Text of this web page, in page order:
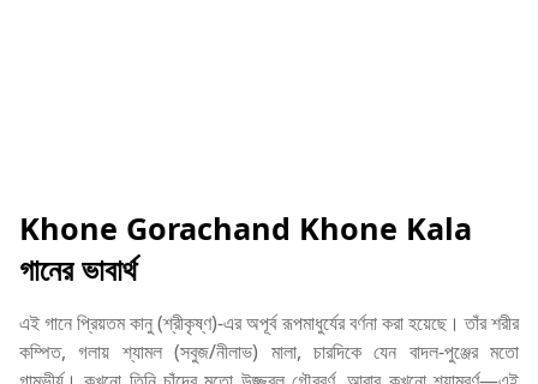
Khone Gorachand Khone Kala
গানের ভাবার্থ
এই গানে প্রিয়তম কানু (শ্রীকৃষ্ণ)-এর অপূর্ব রূপমাধুর্যের বর্ণনা করা হয়েছে। তাঁর শরীর
কম্পিত, গলায় শ্যামল (সবুজ/নীলাভ) মালা, চারদিকে যেন বাদল-পুঞ্জের মতো